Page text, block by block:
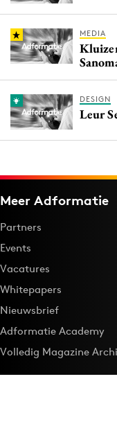
MEDIA
DESIGN
Leur
Meer Adformatie
Partners
Events
Vacatures
Whitepapers
Nieuwsbrief
Adformatie Academy
Volledig Magazine